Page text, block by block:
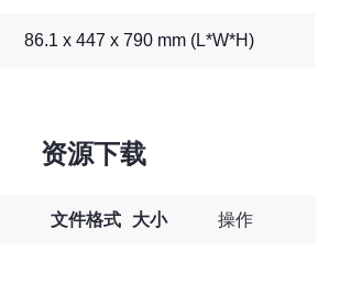
86.1 x 447 x 790 mm (L*W*H)
资源下载
文件格式 大小 操作